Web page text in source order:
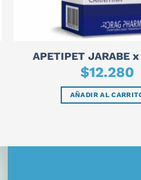
APETIPET JARABE
$12.280
AÑADIR AL